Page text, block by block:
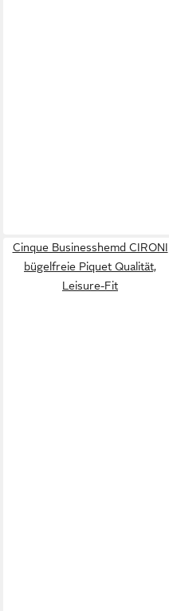
Cinque Businesshemd CIRONI
bügelfreie Piquet Qualität,
Leisure-Fit